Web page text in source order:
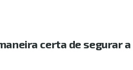
certa de segurar